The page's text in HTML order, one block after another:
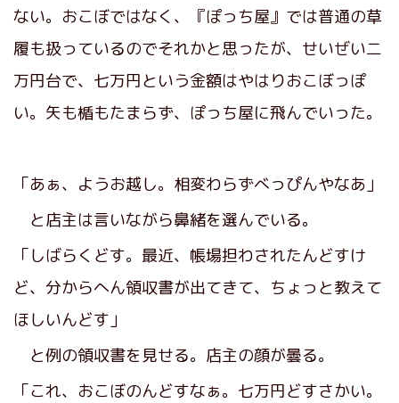
ない。おこぼではなく、『ぽっち屋』では普通の草
履も扱っているのでそれかと思ったが、せいぜい二
万円台で、七万円という金額はやはりおこぼっぽ
い。矢も楯もたまらず、ぽっち屋に飛んでいった。
「あぁ、ようお越し。相変わらずべっぴんやなあ」
と店主は言いながら鼻緒を選んでいる。
「しばらくどす。最近、帳場担わされたんどすけ
ど、分からへん領収書が出てきて、ちょっと教えて
ほしいんどす」
と例の領収書を見せる。店主の顔が曇る。
「これ、おこぼのんどすなぁ。七万円どすさかい。